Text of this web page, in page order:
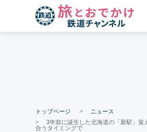
トップページ
ニュース
3年前に誕生した北海道の「新駅」
合うタイミングで